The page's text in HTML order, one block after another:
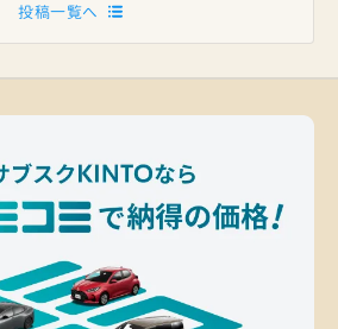
投稿一覧へ